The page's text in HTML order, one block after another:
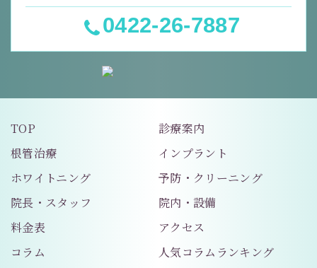
0422-26-7887
TOP
診療案内
根管治療
インプラント
ホワイトニング
予防・クリーニング
院長・スタッフ
院内・設備
料金表
アクセス
コラム
人気コラムランキング